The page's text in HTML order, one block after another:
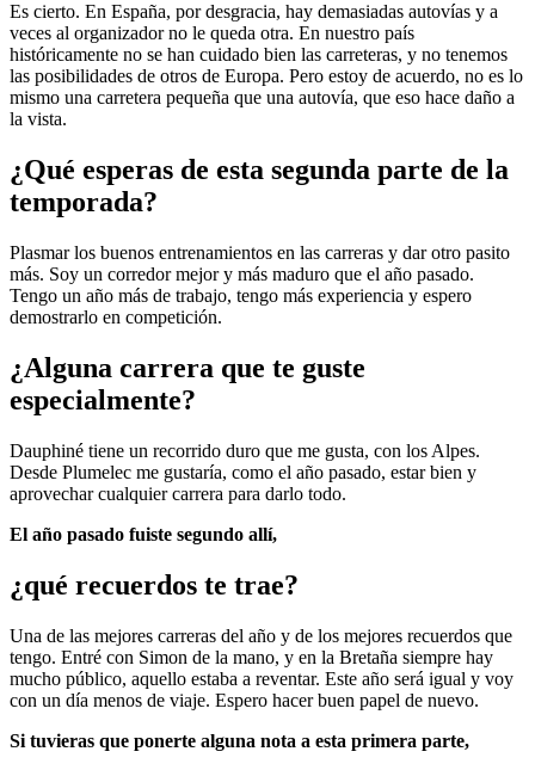
Es cierto. En España, por desgracia, hay demasiadas autovías y a
veces al organizador no le queda otra. En nuestro país
históricamente no se han cuidado bien las carreteras, y no tenemos
las posibilidades de otros de Europa. Pero estoy de acuerdo, no es lo
mismo una carretera pequeña que una autovía, que eso hace daño a
la vista.
¿Qué esperas de esta segunda parte de la
temporada?
Plasmar los buenos entrenamientos en las carreras y dar otro pasito
más. Soy un corredor mejor y más maduro que el año pasado.
Tengo un año más de trabajo, tengo más experiencia y espero
demostrarlo en competición.
¿Alguna carrera que te guste
especialmente?
Dauphiné tiene un recorrido duro que me gusta, con los Alpes.
Desde Plumelec me gustaría, como el año pasado, estar bien y
aprovechar cualquier carrera para darlo todo.
El año pasado fuiste segundo allí,
¿qué recuerdos te trae?
Una de las mejores carreras del año y de los mejores recuerdos que
tengo. Entré con Simon de la mano, y en la Bretaña siempre hay
mucho público, aquello estaba a reventar. Este año será igual y voy
con un día menos de viaje. Espero hacer buen papel de nuevo.
Si tuvieras que ponerte alguna nota a esta primera parte,